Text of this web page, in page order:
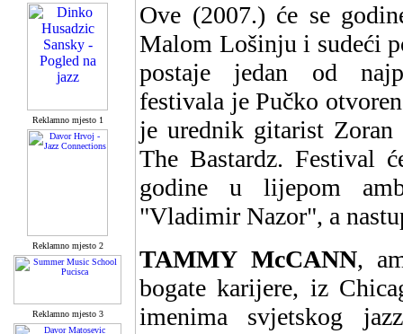
Reklamno mjesto 1
Reklamno mjesto 2
Reklamno mjesto 3
Ove (2007.) će se
Malom Lošinju i sudeći
postaje jedan od
festivala je Pučko
je urednik gitarist Zoran
The Bastardz. Festival
godine u lijepom
"Vladimir Nazor", a
TAMMY McCANN,
bogate karijere, iz
imenima svjetskog